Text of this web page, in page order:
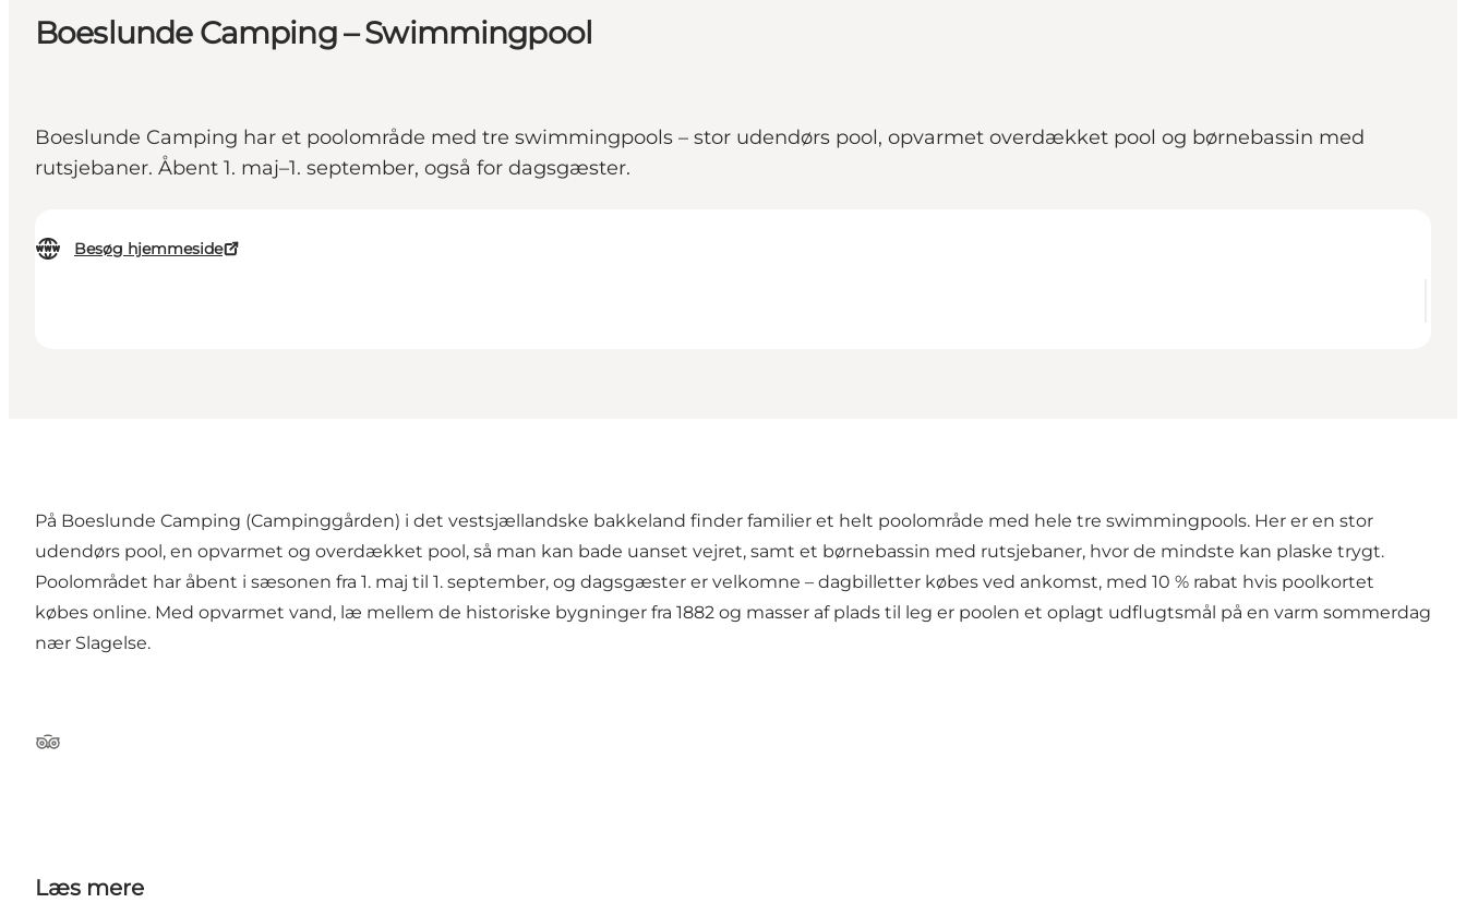
Boeslunde Camping – Swimmingpool
Boeslunde Camping har et poolområde med tre swimmingpools – stor udendørs pool, opvarmet overdækket pool og børnebassin med
rutsjebaner. Åbent 1. maj–1. september, også for dagsgæster.
Besøg hjemmeside
På Boeslunde Camping (Campinggården) i det vestsjællandske bakkeland finder familier et helt poolområde med hele tre swimmingpools. Her er en stor
udendørs pool, en opvarmet og overdækket pool, så man kan bade uanset vejret, samt et børnebassin med rutsjebaner, hvor de mindste kan plaske trygt.
Poolområdet har åbent i sæsonen fra 1. maj til 1. september, og dagsgæster er velkomne – dagbilletter købes ved ankomst, med 10 % rabat hvis poolkortet
købes online. Med opvarmet vand, læ mellem de historiske bygninger fra 1882 og masser af plads til leg er poolen et oplagt udflugtsmål på en varm sommerdag
nær Slagelse.
TripAdvisor
Læs mere